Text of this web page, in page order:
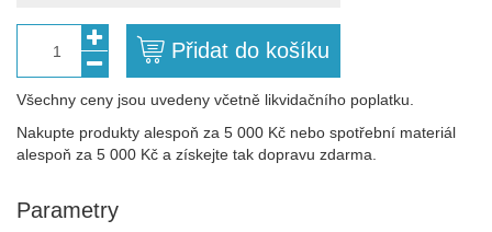
1 Přidat do košíku
Všechny ceny jsou uvedeny včetně likvidačního poplatku.
Nakupte produkty alespoň za 5 000 Kč nebo spotřební materiál
alespoň za 5 000 Kč a získejte tak dopravu zdarma.
Parametry